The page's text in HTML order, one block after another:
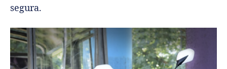
segura.